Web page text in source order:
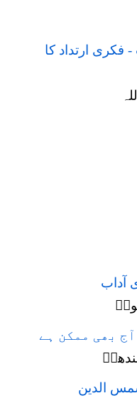
ارتداد کا
آداب
بھی ممکن ہے
الدین